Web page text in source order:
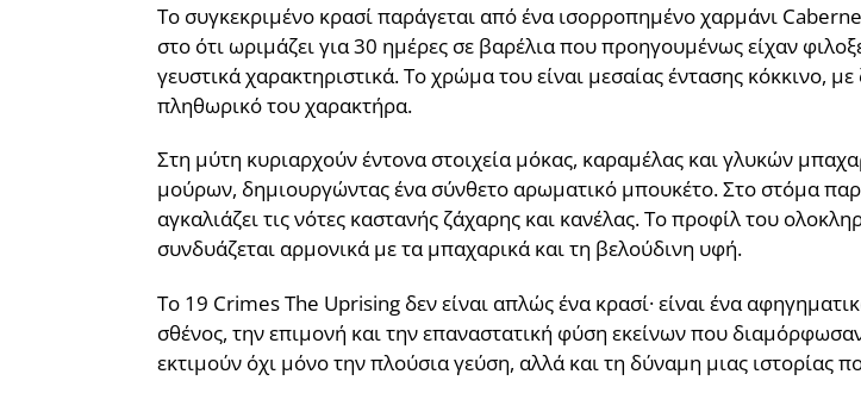
Το συγκεκριμένο κρασί παράγεται από ένα ισορροπημένο χαρμάνι
στο ότι ωριμάζει για 30 ημέρες σε βαρέλια που προηγουμένως είχαν
γευστικά χαρακτηριστικά. Το χρώμα του είναι μεσαίας έντασης κόκκινο,
πληθωρικό του χαρακτήρα.
Στη μύτη κυριαρχούν έντονα στοιχεία μόκας, καραμέλας και γλυκών
μούρων, δημιουργώντας ένα σύνθετο αρωματικό μπουκέτο. Στο στόμα
αγκαλιάζει τις νότες καστανής ζάχαρης και κανέλας. Το προφίλ του
συνδυάζεται αρμονικά με τα μπαχαρικά και τη βελούδινη υφή.
Το 19 Crimes The Uprising δεν είναι απλώς ένα κρασί· είναι ένα
σθένος, την επιμονή και την επαναστατική φύση εκείνων που
εκτιμούν όχι μόνο την πλούσια γεύση, αλλά και τη δύναμη μιας ιστορίας